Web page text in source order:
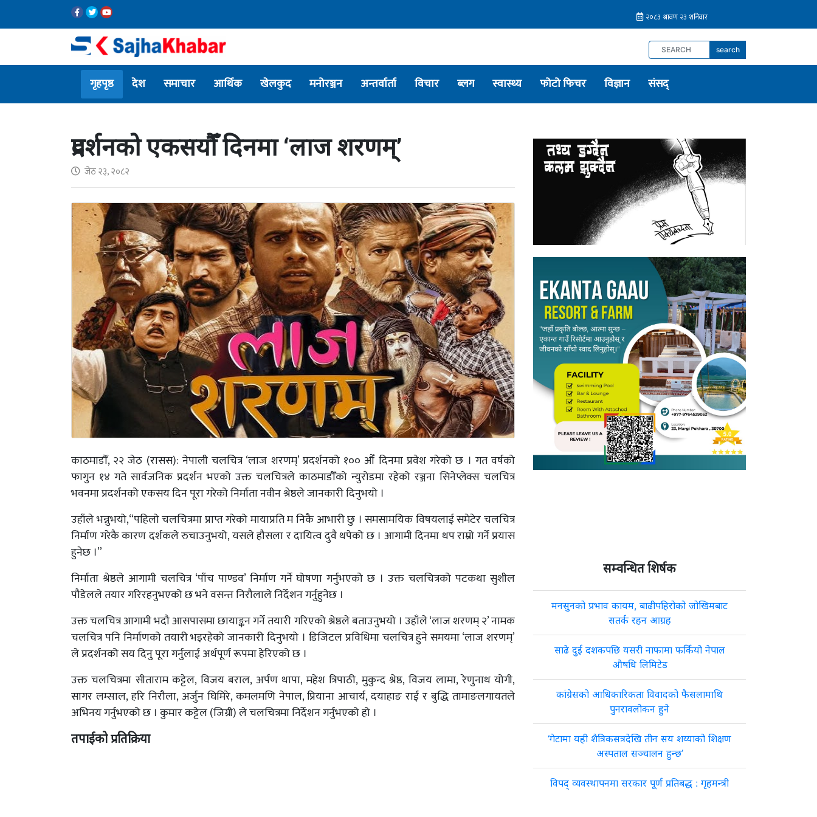
search
गृहपृष्ठ देश समाचार आर्थिक खेलकुद मनोरञ्जन अन्तर्वार्ता विचार ब्लग स्वास्थ्य फोटो फिचर विज्ञान संसद्
प्रदर्शनको एकसयौँ दिनमा ‘लाज शरणम्’
जेठ २३, २०८२
काठमाडौँ, २२ जेठ (रासस): नेपाली चलचित्र ‘लाज शरणम्’ प्रदर्शनको १०० औँ दिनमा प्रवेश गरेको छ । गत वर्षको
फागुन १४ गते सार्वजनिक प्रदर्शन भएको उक्त चलचित्रले काठमाडौँको न्युरोडमा रहेको रञ्जना सिनेप्लेक्स चलचित्र
भवनमा प्रदर्शनको एकसय दिन पूरा गरेको निर्माता नवीन श्रेष्ठले जानकारी दिनुभयो ।
उहाँले भन्नुभयो,“पहिलो चलचित्रमा प्राप्त गरेको मायाप्रति म निकै आभारी छु । समसामयिक विषयलाई समेटेर चलचित्र
निर्माण गरेकै कारण दर्शकले रुचाउनुभयो, यसले हौसला र दायित्व दुवै थपेको छ । आगामी दिनमा थप राम्रो गर्ने प्रयास
हुनेछ ।”
निर्माता श्रेष्ठले आगामी चलचित्र ‘पाँच पाण्डव’ निर्माण गर्ने घोषणा गर्नुभएको छ । उक्त चलचित्रको पटकथा सुशील
पौडेलले तयार गरिरहनुभएको छ भने वसन्त निरौलाले निर्देशन गर्नुहुनेछ ।
उक्त चलचित्र आगामी भदौ आसपासमा छायाङ्कन गर्ने तयारी गरिएको श्रेष्ठले बताउनुभयो । उहाँले ‘लाज शरणम् २’ नामक
चलचित्र पनि निर्माणको तयारी भइरहेको जानकारी दिनुभयो । डिजिटल प्रविधिमा चलचित्र हुने समयमा ‘लाज शरणम्’
ले प्रदर्शनको सय दिनु पूरा गर्नुलाई अर्थपूर्ण रूपमा हेरिएको छ ।
उक्त चलचित्रमा सीताराम कट्टेल, विजय बराल, अर्पण थापा, महेश त्रिपाठी, मुकुन्द श्रेष्ठ, विजय लामा, रेणुनाथ योगी,
सागर लम्साल, हरि निरौला, अर्जुन घिमिरे, कमलमणि नेपाल, प्रियाना आचार्य, दयाहाङ राई र बुद्धि तामाङलगायतले
अभिनय गर्नुभएको छ । कुमार कट्टेल (जिग्री) ले चलचित्रमा निर्देशन गर्नुभएको हो ।
तपाईको प्रतिक्रिया
सम्वन्धित शिर्षक
मनसुनको प्रभाव कायम, बाढीपहिरोको जोखिमबाट
सतर्क रहन आग्रह
साढे दुई दशकपछि यसरी नाफामा फर्कियो नेपाल
औषधि लिमिटेड
कांग्रेसको आधिकारिकता विवादको फैसलामाथि
पुनरावलोकन हुने
‘गेटामा यही शैत्रिकसत्रदेखि तीन सय शय्याको शिक्षण
अस्पताल सञ्चालन हुन्छ’
विपद् व्यवस्थापनमा सरकार पूर्ण प्रतिबद्ध : गृहमन्त्री